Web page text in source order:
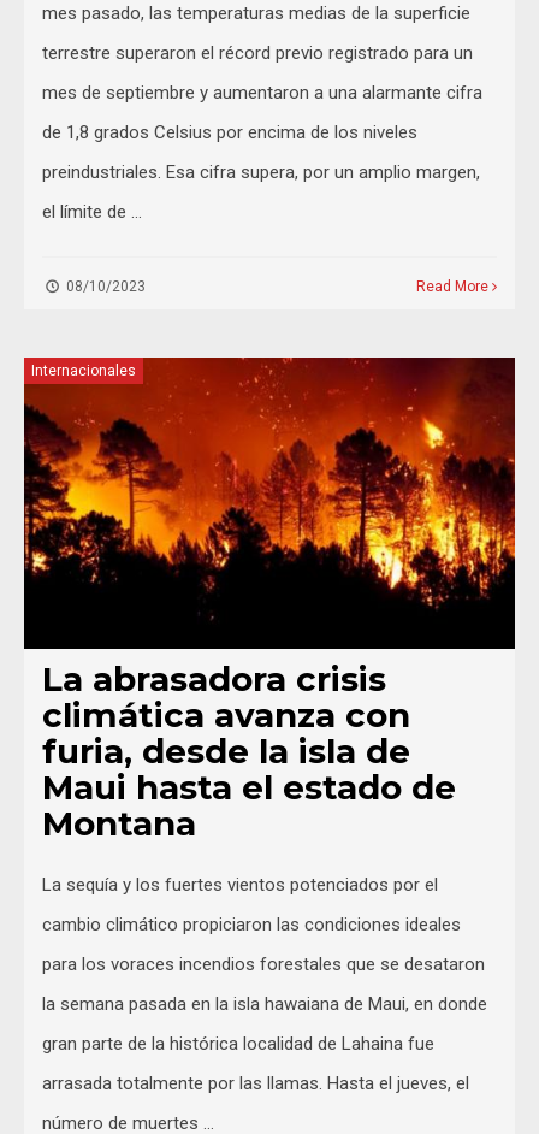
mes pasado, las temperaturas medias de la superficie
terrestre superaron el récord previo registrado para un
mes de septiembre y aumentaron a una alarmante cifra
de 1,8 grados Celsius por encima de los niveles
preindustriales. Esa cifra supera, por un amplio margen,
el límite de …
08/10/2023 Read More
Internacionales
La abrasadora crisis
climática avanza con
furia, desde la isla de
Maui hasta el estado de
Montana
La sequía y los fuertes vientos potenciados por el
cambio climático propiciaron las condiciones ideales
para los voraces incendios forestales que se desataron
la semana pasada en la isla hawaiana de Maui, en donde
gran parte de la histórica localidad de Lahaina fue
arrasada totalmente por las llamas. Hasta el jueves, el
número de muertes …